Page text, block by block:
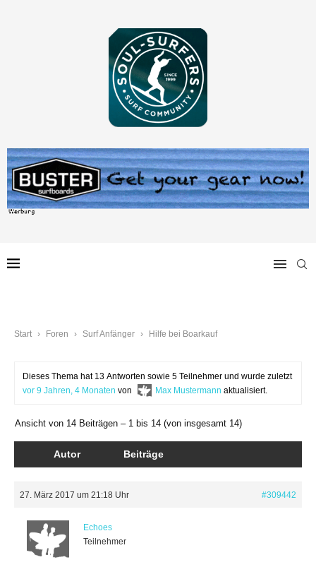
Start › Foren › Surf Anfänger › Hilfe bei Boarkauf
Dieses Thema hat 13 Antworten sowie 5 Teilnehmer und wurde zuletzt
vor 9 Jahren, 4 Monaten von Max Mustermann aktualisiert.
Ansicht von 14 Beiträgen – 1 bis 14 (von insgesamt 14)
Autor Beiträge
27. März 2017 um 21:18 Uhr #309442
Echoes
Teilnehmer